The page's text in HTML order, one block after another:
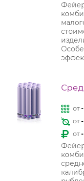
от-
от-
от-